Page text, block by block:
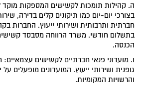
ה. קהילות תומכות לקשישים המספקות מוקד
בצורכי יום-יום כמו תיקונים קלים בדירה,
חברתית ותרבותית ושירותי ייעוץ. החברות
בתשלום חודשי. משרד הרווחה מסבסד
הכנסה.
ו. מועדוני פנאי חברתיים לקשישים
גופנית ושירותי ייעוץ. המועדונים מופעלים
והרשויות המקומיות.